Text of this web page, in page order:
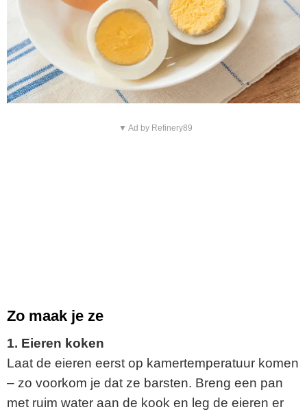
▼ Ad by Refinery89
Zo maak je ze
1. Eieren koken
Laat de eieren eerst op kamertemperatuur komen
– zo voorkom je dat ze barsten. Breng een pan
met ruim water aan de kook en leg de eieren er